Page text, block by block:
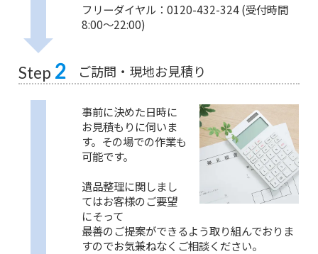
フリーダイヤル：0120-432-324 (受付時間
8:00〜22:00)
Step 2 ご訪問・現地お見積り
事前に決めた日時に
お見積もりに伺いま
す。その場での作業も
可能です。
遺品整理に関しまし
てはお客様のご要望
にそって
最善のご提案ができるよう取り組んでおりま
すのでお気兼ねなくご相談ください。